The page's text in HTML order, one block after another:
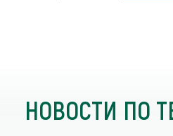
НОВОСТИ ПО